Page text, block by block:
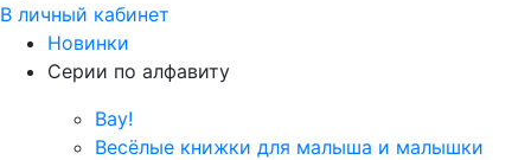
В личный кабинет
Новинки
Серии по алфавиту
Вау!
Весёлые книжки для малыша и малышки